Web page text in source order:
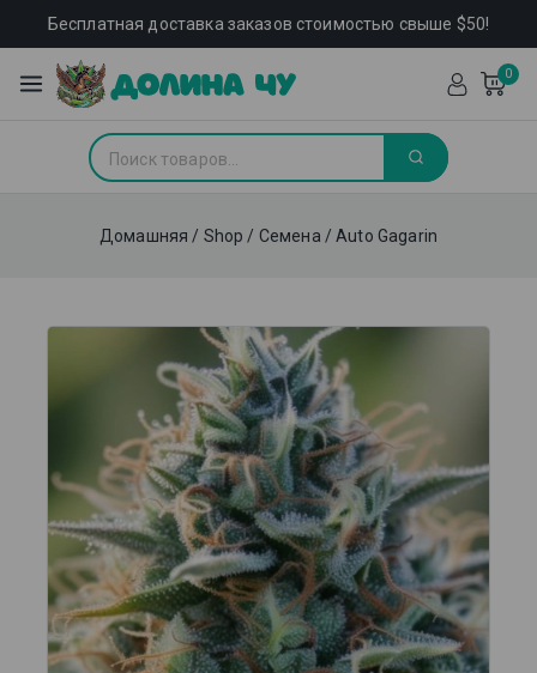
Бесплатная доставка заказов стоимостью свыше $50!
0
Домашняя / Shop / Семена / Auto Gagarin